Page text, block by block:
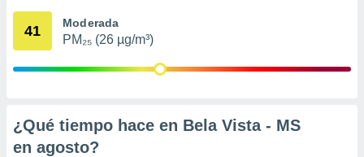
e
publicidad
41 Moderada
PM₂₅ (26 µg/m³)
¿Qué tiempo hace en Bela Vista - MS
en agosto?